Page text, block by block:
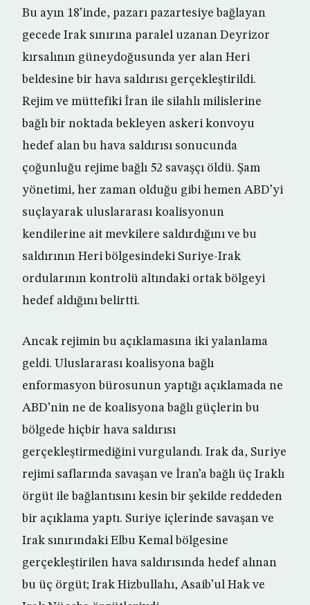
Bu ayın 18’inde, pazarı pazartesiye bağlayan
gecede Irak sınırına paralel uzanan Deyrizor
kırsalının güneydoğusunda yer alan Heri
beldesine bir hava saldırısı gerçekleştirildi.
Rejim ve müttefiki İran ile silahlı milislerine
bağlı bir noktada bekleyen askeri konvoyu
hedef alan bu hava saldırısı sonucunda
çoğunluğu rejime bağlı 52 savaşçı öldü. Şam
yönetimi, her zaman olduğu gibi hemen ABD’yi
suçlayarak uluslararası koalisyonun
kendilerine ait mevkilere saldırdığını ve bu
saldırının Heri bölgesindeki Suriye-Irak
ordularının kontrolü altındaki ortak bölgeyi
hedef aldığını belirtti.
Ancak rejimin bu açıklamasına iki yalanlama
geldi. Uluslararası koalisyona bağlı
enformasyon bürosunun yaptığı açıklamada ne
ABD’nin ne de koalisyona bağlı güçlerin bu
bölgede hiçbir hava saldırısı
gerçekleştirmediğini vurgulandı. Irak da, Suriye
rejimi saflarında savaşan ve İran’a bağlı üç Iraklı
örgüt ile bağlantısını kesin bir şekilde reddeden
bir açıklama yaptı. Suriye içlerinde savaşan ve
Irak sınırındaki Elbu Kemal bölgesine
gerçekleştirilen hava saldırısında hedef alınan
bu üç örgüt; Irak Hizbullahı, Asaib’ul Hak ve